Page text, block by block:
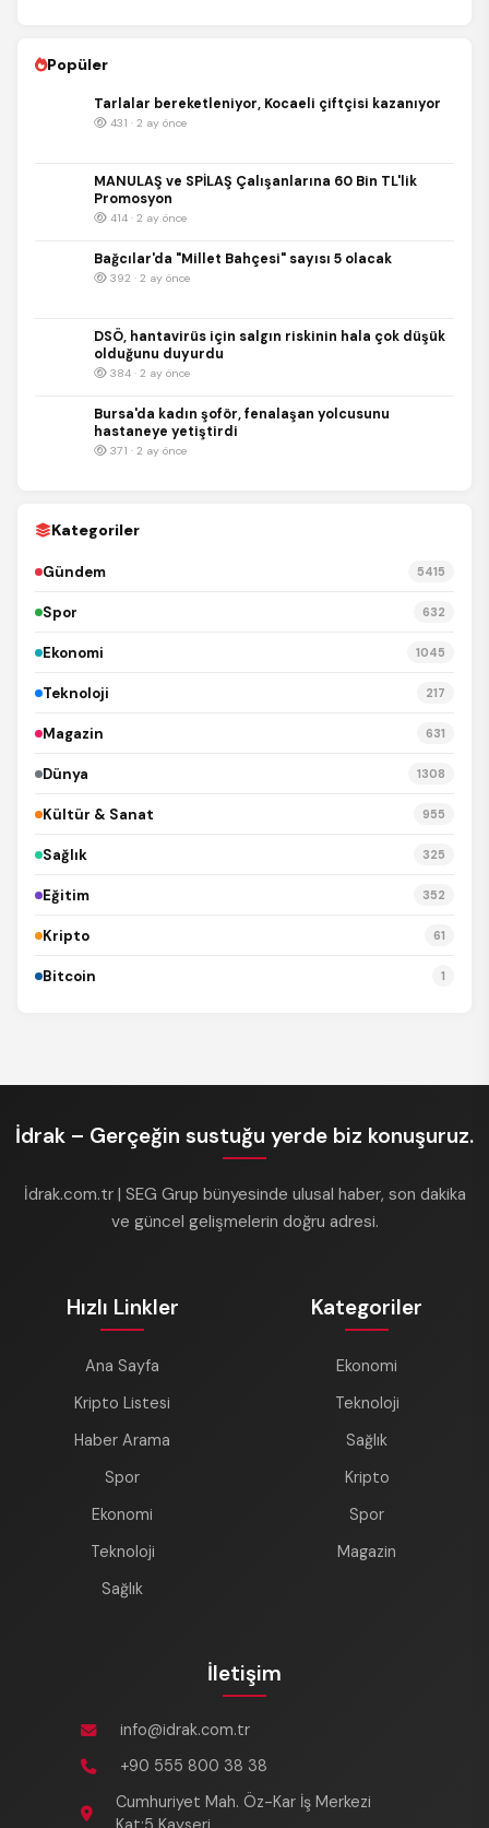
Popüler
Tarlalar bereketleniyor, Kocaeli çiftçisi kazanıyor
431 · 2 ay önce
MANULAŞ ve SPİLAŞ Çalışanlarına 60 Bin TL'lik
Promosyon
414 · 2 ay önce
Bağcılar'da "Millet Bahçesi" sayısı 5 olacak
392 · 2 ay önce
DSÖ, hantavirüs için salgın riskinin hala çok düşük
olduğunu duyurdu
384 · 2 ay önce
Bursa'da kadın şoför, fenalaşan yolcusunu
hastaneye yetiştirdi
371 · 2 ay önce
Kategoriler
Gündem 5415
Spor 632
Ekonomi 1045
Teknoloji 217
Magazin 631
Dünya 1308
Kültür & Sanat 955
Sağlık 325
Eğitim 352
Kripto 61
Bitcoin 1
İdrak – Gerçeğin sustuğu yerde biz konuşuruz.
İdrak.com.tr | SEG Grup bünyesinde ulusal haber, son dakika
ve güncel gelişmelerin doğru adresi.
Hızlı Linkler
Ana Sayfa
Kripto Listesi
Haber Arama
Spor
Ekonomi
Teknoloji
Sağlık
Kategoriler
Ekonomi
Teknoloji
Sağlık
Kripto
Spor
Magazin
İletişim
info@idrak.com.tr
+90 555 800 38 38
Cumhuriyet Mah. Öz-Kar İş Merkezi